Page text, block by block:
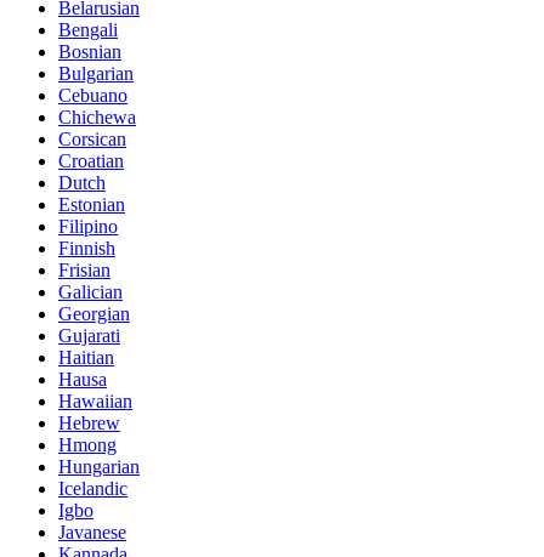
Belarusian
Bengali
Bosnian
Bulgarian
Cebuano
Chichewa
Corsican
Croatian
Dutch
Estonian
Filipino
Finnish
Frisian
Galician
Georgian
Gujarati
Haitian
Hausa
Hawaiian
Hebrew
Hmong
Hungarian
Icelandic
Igbo
Javanese